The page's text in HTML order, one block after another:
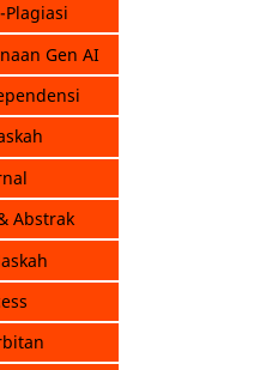
Gen AI
Abstrak